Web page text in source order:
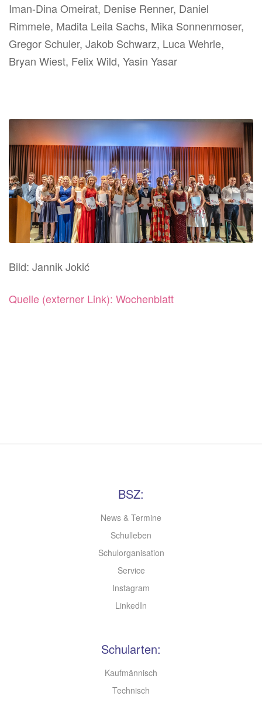
Iman-Dina Omeirat, Denise Renner, Daniel
Rimmele, Madita Leila Sachs, Mika Sonnenmoser,
Gregor Schuler, Jakob Schwarz, Luca Wehrle,
Bryan Wiest, Felix Wild, Yasin Yasar
Bild: Jannik Jokić
Quelle (externer Link): Wochenblatt
BSZ:
News & Termine
Schulleben
Schulorganisation
Service
Instagram
LinkedIn
Schularten:
Kaufmännisch
Technisch